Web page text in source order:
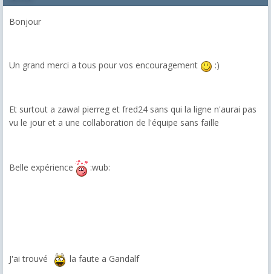
Bonjour
Un grand merci a tous pour vos encouragement :)
Et surtout a zawal pierreg et fred24 sans qui la ligne n'aurai pas
vu le jour et a une collaboration de l'équipe sans faille
Belle expérience :wub:
J'ai trouvé la faute a Gandalf